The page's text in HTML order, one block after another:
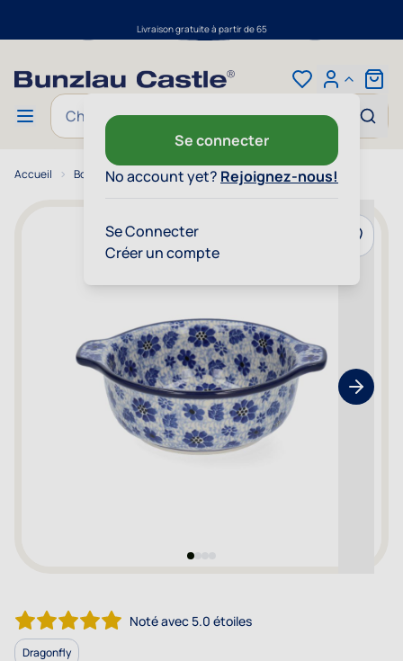
Livraison gratuite à partir de 65
Se connecter
No account yet? Rejoignez-nous!
Se Connecter
Créer un compte
Cart
Chercher
Accueil Bol à soupe 440 ml - Dragonfly
Show
Noté avec 5.0 étoiles
Dragonfly